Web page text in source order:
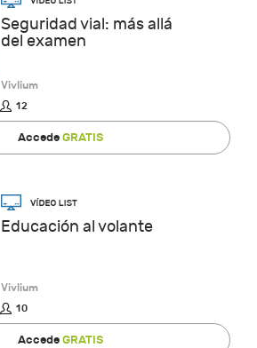
Seguridad vial: más allá
del examen
Vivlium
12
AccedeGRATIS
Educación al volante
Vivlium
10
AccedeGRATIS